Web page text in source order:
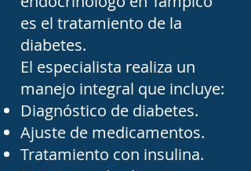
trastornos del
metabolismo óseo
también son atendidos por
los endocrinólogos en
Tampico. La disminución
de la densidad mineral
ósea aumenta el riesgo de
es el tratamiento de la
diabetes.
El especialista realiza un
manejo integral que incluye:
Diagnóstico de diabetes.
Ajuste de medicamentos.
Tratamiento con insulina.